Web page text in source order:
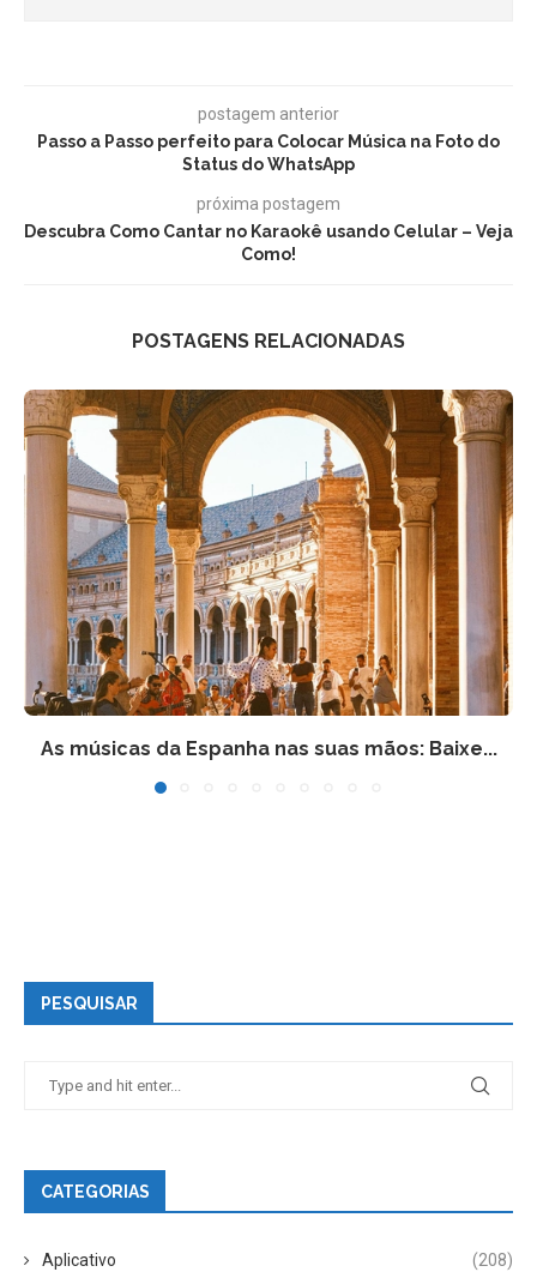
postagem anterior
Passo a Passo perfeito para Colocar Música na Foto do
Status do WhatsApp
próxima postagem
Descubra Como Cantar no Karaokê usando Celular – Veja
Como!
POSTAGENS RELACIONADAS
As músicas da Espanha nas suas mãos: Baixe...
PESQUISAR
CATEGORIAS
Aplicativo (208)